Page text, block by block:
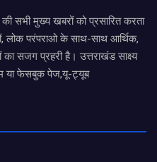
सभी मुख्य खबरों को प्रसारित करता
लोक परंपराओ के साथ-साथ आर्थिक,
का सजग प्रहरी है। उत्तराखंड साक्ष्य
या फेसबुक पेज,यू-ट्यूब